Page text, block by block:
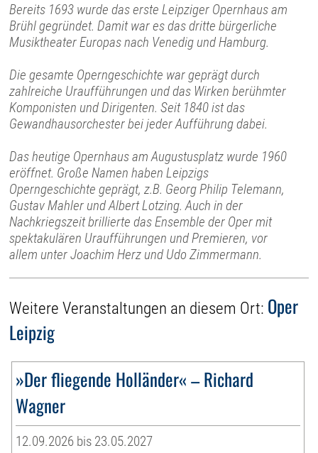
Bereits 1693 wurde das erste Leipziger Opernhaus am
Brühl gegründet. Damit war es das dritte bürgerliche
Musiktheater Europas nach Venedig und Hamburg.
Die gesamte Operngeschichte war geprägt durch
zahlreiche Uraufführungen und das Wirken berühmter
Komponisten und Dirigenten. Seit 1840 ist das
Gewandhausorchester bei jeder Aufführung dabei.
Das heutige Opernhaus am Augustusplatz wurde 1960
eröffnet. Große Namen haben Leipzigs
Operngeschichte geprägt, z.B. Georg Philip Telemann,
Gustav Mahler und Albert Lotzing. Auch in der
Nachkriegszeit brillierte das Ensemble der Oper mit
spektakulären Uraufführungen und Premieren, vor
allem unter Joachim Herz und Udo Zimmermann.
Weitere Veranstaltungen an diesem Ort: Oper
Leipzig
»Der fliegende Holländer« – Richard
Wagner
12.09.2026 bis 23.05.2027